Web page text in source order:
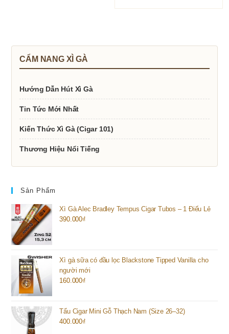
CẨM NANG XÌ GÀ
Hướng Dẫn Hút Xì Gà
Tin Tức Mới Nhất
Kiến Thức Xì Gà (Cigar 101)
Thương Hiệu Nổi Tiếng
Sản Phẩm
Xì Gà Alec Bradley Tempus Cigar Tubos – 1 Điếu Lẻ
390.000₫
Xì gà sữa có đầu lọc Blackstone Tipped Vanilla cho
người mới
160.000₫
Tẩu Cigar Mini Gỗ Thạch Nam (Size 26–32)
400.000₫